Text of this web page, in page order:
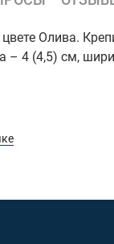
Олива.
– 4 (4,5) см,